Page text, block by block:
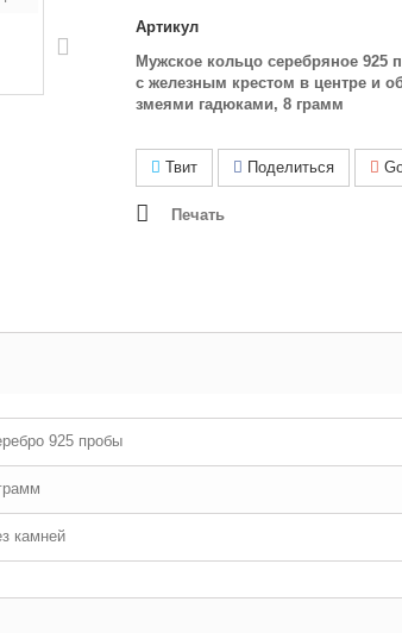
Артикул
Мужское кольцо серебряное 925
с железным крестом в центре и
змеями гадюками, 8 грамм
Твит Поделиться
Печать
925 пробы
камней